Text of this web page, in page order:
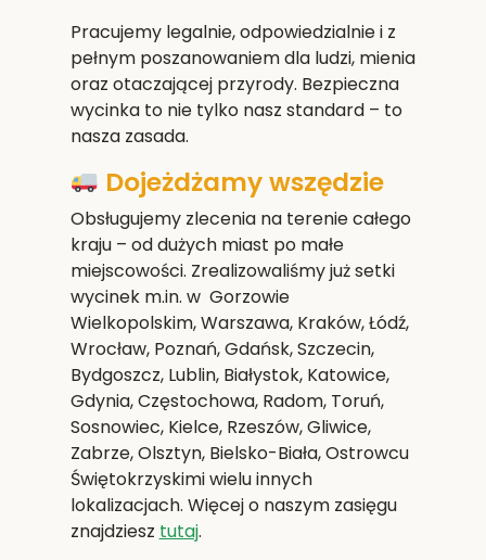
Pracujemy legalnie, odpowiedzialnie i z
pełnym poszanowaniem dla ludzi, mienia
oraz otaczającej przyrody. Bezpieczna
wycinka to nie tylko nasz standard – to
nasza zasada.
Dojeżdżamy wszędzie
Obsługujemy zlecenia na terenie całego
kraju – od dużych miast po małe
miejscowości. Zrealizowaliśmy już setki
wycinek m.in. w Gorzowie
Wielkopolskim,Warszawa, Kraków, Łódź,
Wrocław, Poznań, Gdańsk, Szczecin,
Bydgoszcz, Lublin, Białystok, Katowice,
Gdynia, Częstochowa, Radom, Toruń,
Sosnowiec, Kielce, Rzeszów, Gliwice,
Zabrze, Olsztyn, Bielsko-Biała, Ostrowcu
Świętokrzyskimi wielu innych
lokalizacjach. Więcej o naszym zasięgu
znajdziesz tutaj.